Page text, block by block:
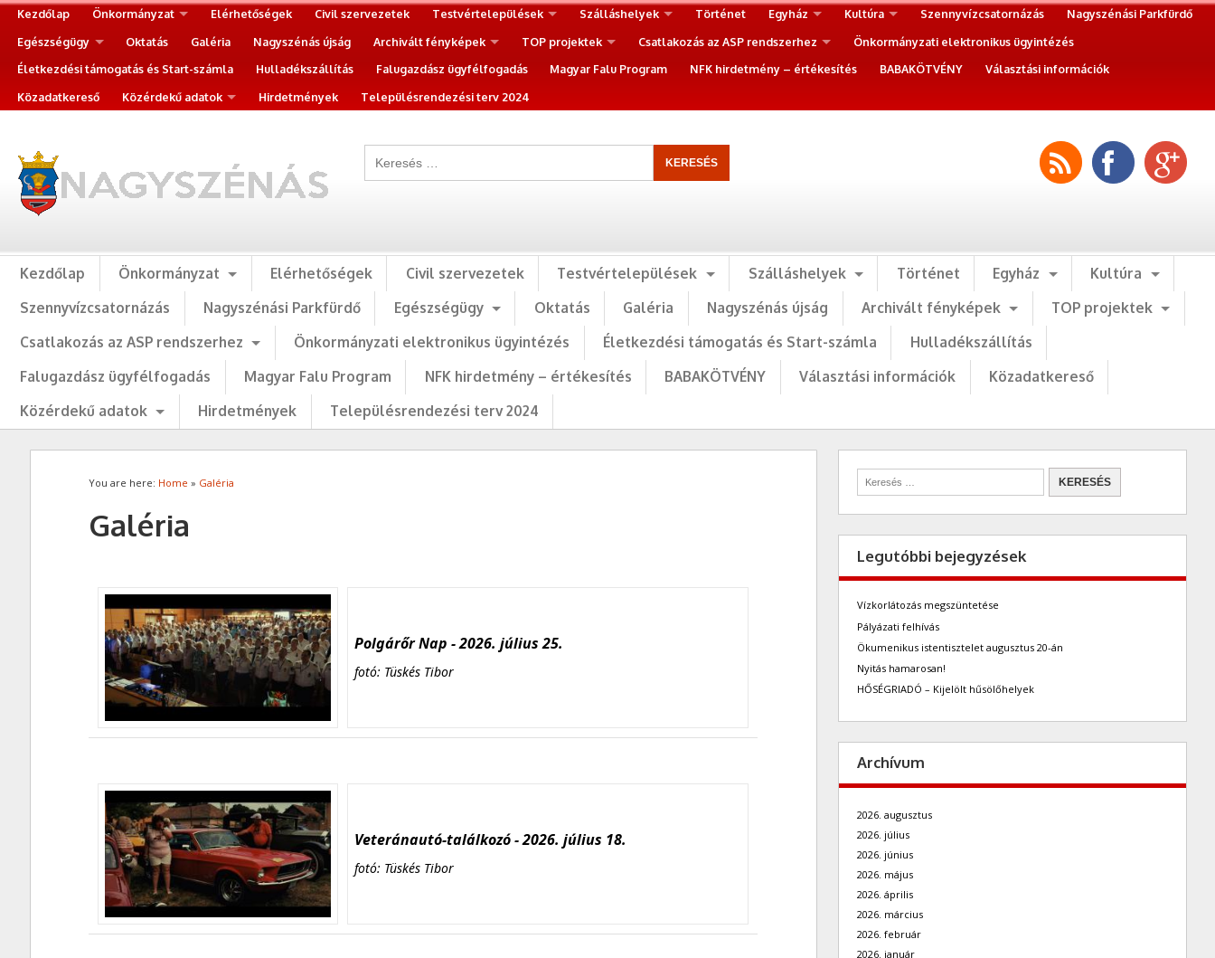
Kezdőlap Önkormányzat Elérhetőségek Civil szervezetek Testvértelepülések Szálláshelyek Történet Egyház Kultúra Szennyvízcsatornázás
Nagyszénási Parkfürdő
Egészségügy
Oktatás Galéria Nagyszénás újság Archivált fényképek TOP projektek Csatlakozás az ASP rendszerhez
Önkormányzati elektronikus ügyintézés
Életkezdési támogatás és Start-számla
Hulladékszállítás Falugazdász ügyfélfogadás Magyar Falu Program NFK hirdetmény – értékesítés BABAKÖTVÉNY
Választási információk
Közadatkereső
Közérdekű adatok Hirdetmények Településrendezési terv 2024
Kezdőlap Önkormányzat Elérhetőségek Civil szervezetek Testvértelepülések Szálláshelyek Történet Egyház
Kultúra
Szennyvízcsatornázás
Nagyszénási Parkfürdő Egészségügy Oktatás Galéria Nagyszénás újság Archivált fényképek
TOP projektek
Csatlakozás az ASP rendszerhez
Önkormányzati elektronikus ügyintézés Életkezdési támogatás és Start-számla
Hulladékszállítás
Falugazdász ügyfélfogadás
Magyar Falu Program NFK hirdetmény – értékesítés BABAKÖTVÉNY Választási információk
Közadatkereső
Közérdekű adatok
Hirdetmények Településrendezési terv 2024
You are here: Home » Galéria
Galéria
Polgárőr Nap - 2026. július 25.
fotó: Tüskés Tibor
Veteránautó-találkozó - 2026. július 18.
fotó: Tüskés Tibor
Legutóbbi bejegyzések
Vízkorlátozás megszüntetése
Pályázati felhívás
Ökumenikus istentisztelet augusztus 20-án
Nyitás hamarosan!
HŐSÉGRIADÓ – Kijelölt hűsölőhelyek
Archívum
2026. augusztus
2026. július
2026. június
2026. május
2026. április
2026. március
2026. február
2026. január